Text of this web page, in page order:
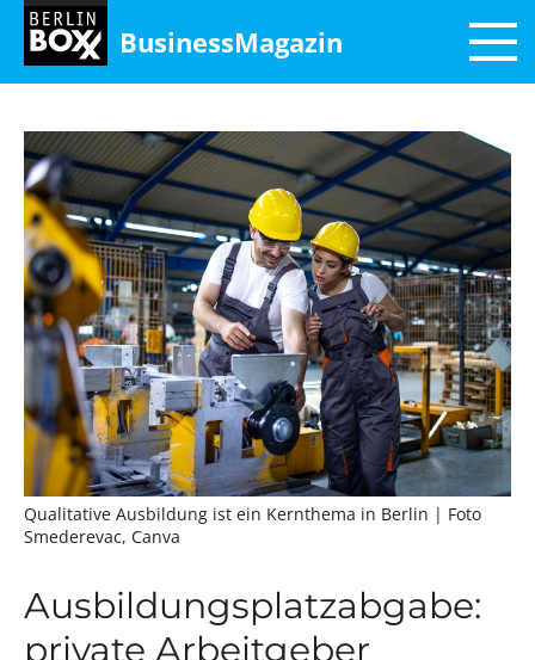
BusinessMagazin
Qualitative Ausbildung ist ein Kernthema in Berlin | Foto
Smederevac, Canva
Ausbildungsplatzabgabe:
private Arbeitgeber